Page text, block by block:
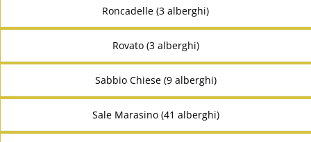
Roncadelle (3 alberghi)
Rovato (3 alberghi)
Sabbio Chiese (9 alberghi)
Sale Marasino (41 alberghi)